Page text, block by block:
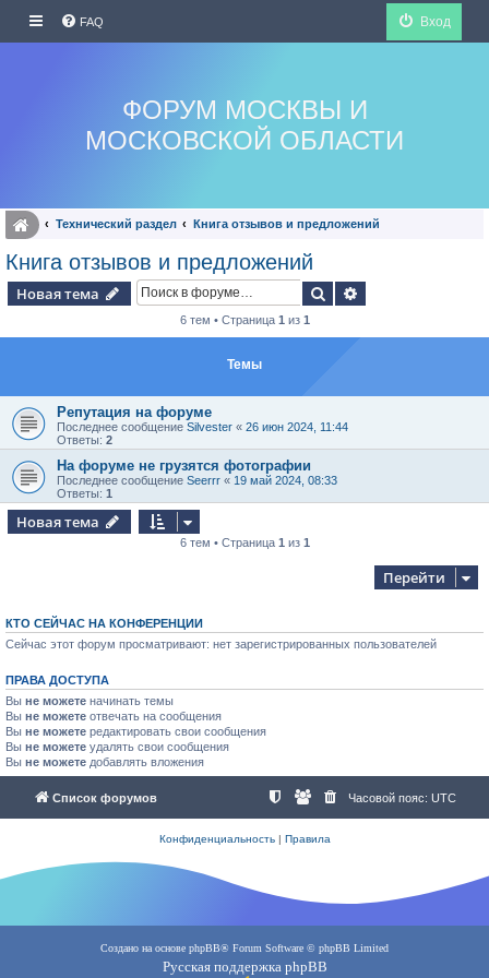
FAQ Вход
ФОРУМ МОСКВЫ И
МОСКОВСКОЙ ОБЛАСТИ
Технический раздел Книга отзывов и предложений
Книга отзывов и предложений
Новая тема Поиск
6 тем • Страница 1 из 1
Темы
Репутация на форуме
Последнее сообщение Silvester « 26 июн 2024, 11:44
Ответы: 2
На форуме не грузятся фотографии
Последнее сообщение Seerrr « 19 май 2024, 08:33
Ответы: 1
Новая тема
6 тем • Страница 1 из 1
Перейти
КТО СЕЙЧАС НА КОНФЕРЕНЦИИ
Сейчас этот форум просматривают: нет зарегистрированных пользователей
ПРАВА ДОСТУПА
Вы не можете начинать темы
Вы не можете отвечать на сообщения
Вы не можете редактировать свои сообщения
Вы не можете удалять свои сообщения
Вы не можете добавлять вложения
Список форумов Часовой пояс: UTC
Конфиденциальность| Правила
Создано на основе phpBB® Forum Software © phpBB Limited
Русская поддержка phpBB